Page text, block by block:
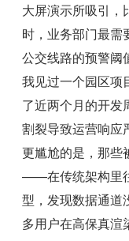
大屏演示所吸引，
时，业务部门最
公交线路的预警阈
我见过一个园区项
了近两个月的开发
割裂导致运营响应
更尴尬的是，那
——在传统架构里
型，发现数据通道
多用户在高保真渲